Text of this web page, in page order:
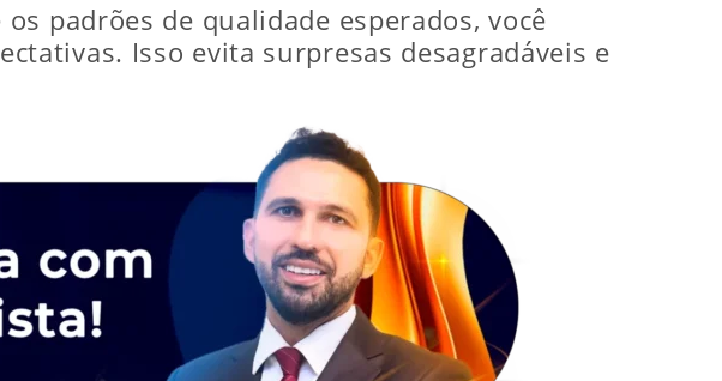
padrões de qualidade esperados, você
Isso evita surpresas desagradáveis e